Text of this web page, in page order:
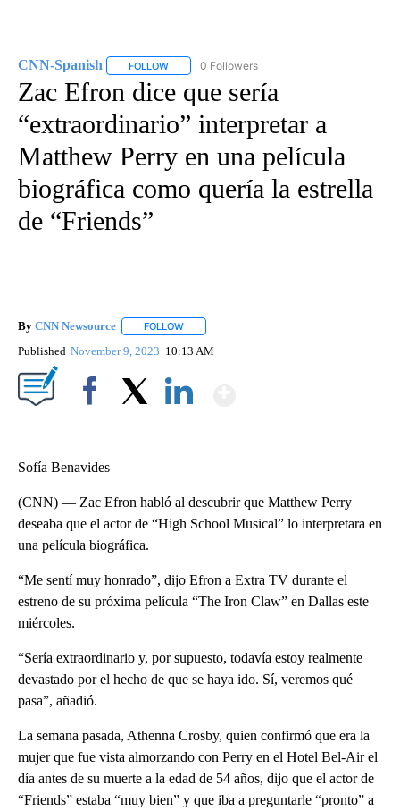
CNN-Spanish FOLLOW FOLLOW "CNN-SPANISH" TO RECEIVE
0 Followers
Zac Efron dice que sería
“extraordinario” interpretar a
Matthew Perry en una película
biográfica como quería la estrella
de “Friends”
By CNN Newsource FOLLOW
Published November 9, 2023 10:13 AM
Sofía Benavides
(CNN) — Zac Efron habló al descubrir que Matthew Perry
deseaba que el actor de “High School Musical” lo interpretara en
una película biográfica.
“Me sentí muy honrado”, dijo Efron a Extra TV durante el
estreno de su próxima película “The Iron Claw” en Dallas este
miércoles.
“Sería extraordinario y, por supuesto, todavía estoy realmente
devastado por el hecho de que se haya ido. Sí, veremos qué
pasa”, añadió.
La semana pasada, Athenna Crosby, quien confirmó que era la
mujer que fue vista almorzando con Perry en el Hotel Bel-Air el
día antes de su muerte a la edad de 54 años, dijo que el actor de
“Friends” estaba “muy bien” y que iba a preguntarle “pronto” a